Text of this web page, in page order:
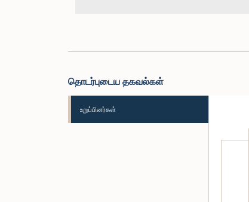
தொடர்புடைய தகவல்கள்
உறுப்பினர்கள்